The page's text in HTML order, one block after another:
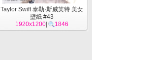
Taylor Swift 泰勒·斯威芙特 美女
壁紙 #43
1920x1200
1846